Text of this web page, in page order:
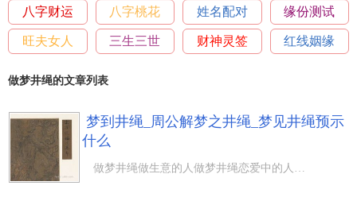
八字财运 八字桃花 姓名配对 缘份测试
旺夫女人 三生三世 财神灵签 红线姻缘
做梦井绳的文章列表
梦到井绳_周公解梦之井绳_梦见井绳预示
什么
做梦井绳做生意的人做梦井绳恋爱中的人做梦井绳本命年的人做梦井绳做做梦井绳的相关内容做梦绳索象征长命如